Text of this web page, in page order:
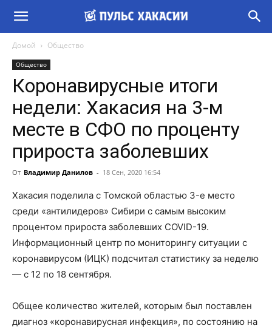
Домой Общество
Общество
Коронавирусные итоги
недели: Хакасия на 3-м
месте в СФО по проценту
прироста заболевших
От Владимир Данилов - 18 Сен, 2020 16:54
Хакасия поделила с Томской областью 3-е место
среди «антилидеров» Сибири с самым высоким
процентом прироста заболевших COVID-19.
Информационный центр по мониторингу ситуации с
коронавирусом (ИЦК) подсчитал статистику за неделю
— с 12 по 18 сентября.
Общее количество жителей, которым был поставлен
диагноз «коронавирусная инфекция», по состоянию на